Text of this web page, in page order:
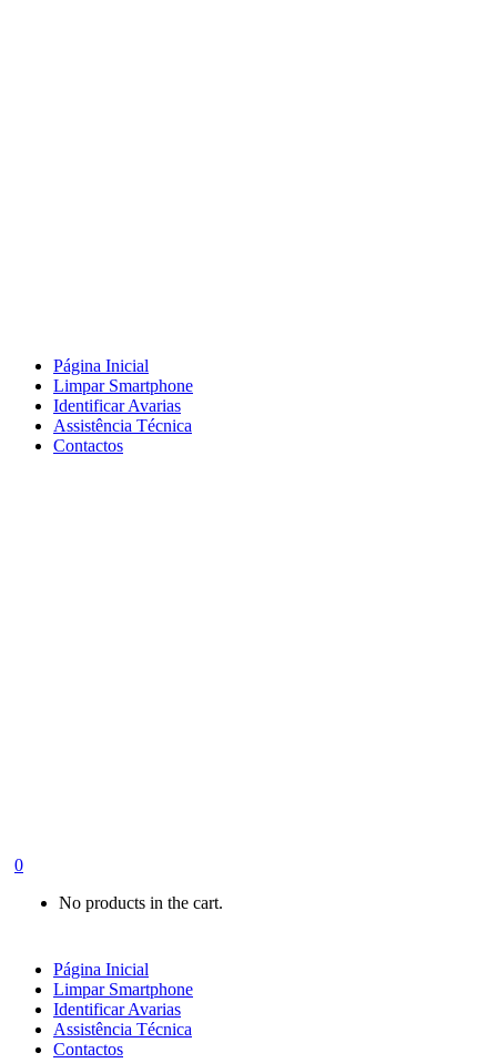
Página Inicial
Limpar Smartphone
Identificar Avarias
Assistência Técnica
Contactos
0
No products in the cart.
Página Inicial
Limpar Smartphone
Identificar Avarias
Assistência Técnica
Contactos